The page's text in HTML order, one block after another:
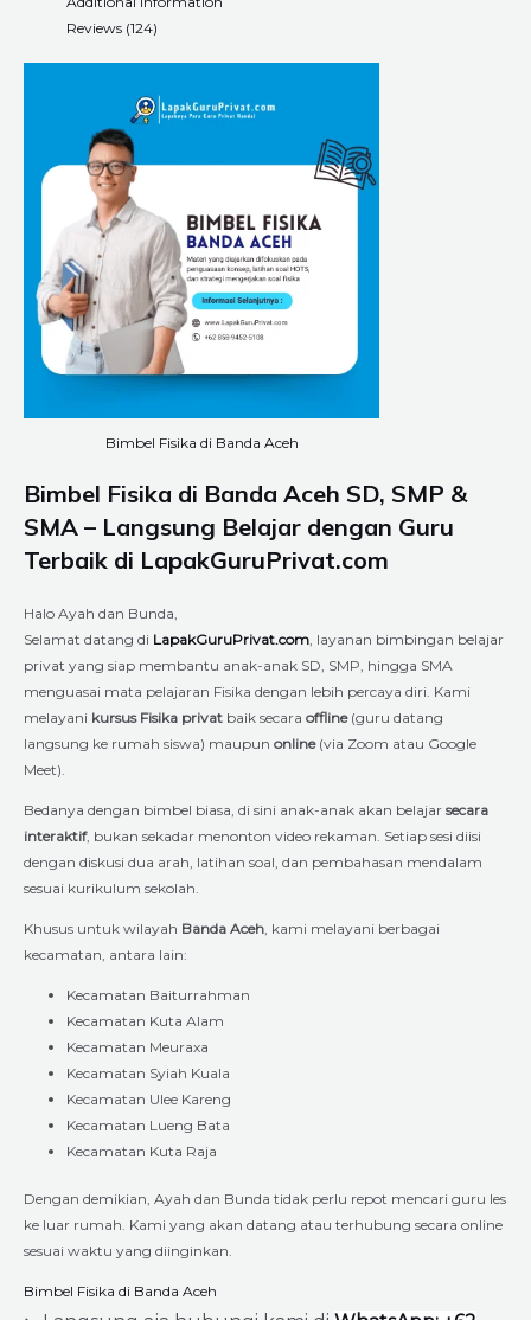
Reviews (124)
Bimbel Fisika di Banda Aceh
Bimbel Fisika di Banda Aceh SD, SMP &
SMA – Langsung Belajar dengan Guru
Terbaik di LapakGuruPrivat.com
Halo Ayah dan Bunda,
Selamat datang di LapakGuruPrivat.com , layanan bimbingan belajar
privat yang siap membantu anak-anak SD, SMP, hingga SMA
menguasai mata pelajaran Fisika dengan lebih percaya diri. Kami
melayani kursus Fisika privat baik secara offline(guru datang
langsung ke rumah siswa) maupun online(via Zoom atau Google
Meet).
Bedanya dengan bimbel biasa, di sini anak-anak akan belajar secara
interaktif, bukan sekadar menonton video rekaman. Setiap sesi diisi
dengan diskusi dua arah, latihan soal, dan pembahasan mendalam
sesuai kurikulum sekolah.
Khusus untuk wilayah Banda Aceh , kami melayani berbagai
kecamatan, antara lain:
Kecamatan Baiturrahman
Kecamatan Kuta Alam
Kecamatan Meuraxa
Kecamatan Syiah Kuala
Kecamatan Ulee Kareng
Kecamatan Lueng Bata
Kecamatan Kuta Raja
Dengan demikian, Ayah dan Bunda tidak perlu repot mencari guru les
ke luar rumah. Kami yang akan datang atau terhubung secara online
sesuai waktu yang diinginkan.
Bimbel Fisika di Banda Aceh